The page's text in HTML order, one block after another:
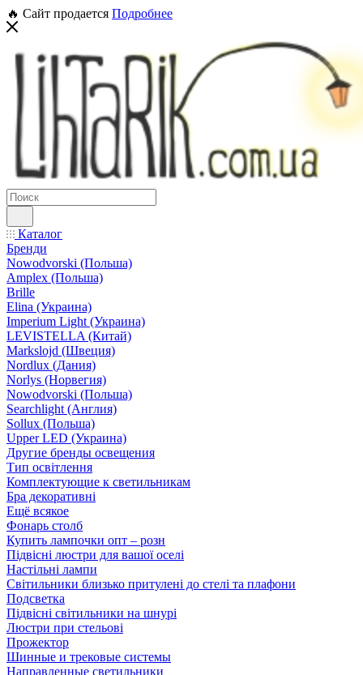
🔥 Сайт продается Подробнее
Каталог
Бренди
Nowodvorski (Польша)
Amplex (Польша)
Brille
Elina (Украина)
Imperium Light (Украина)
LEVISTELLA (Китай)
Markslojd (Швеция)
Nordlux (Дания)
Norlys (Норвегия)
Nowodvorski (Польша)
Searchlight (Англия)
Sollux (Польша)
Upper LED (Украина)
Другие бренды освещения
Тип освітлення
Комплектующие к светильникам
Бра декоративні
Ещё всякое
Фонарь столб
Купить лампочки опт – розн
Підвісні люстри для вашої оселі
Настільні лампи
Світильники близько притулені до стелі та плафони
Подсветка
Підвісні світильники на шнурі
Люстри при стельові
Прожектор
Шинные и трековые системы
Направленные светильники